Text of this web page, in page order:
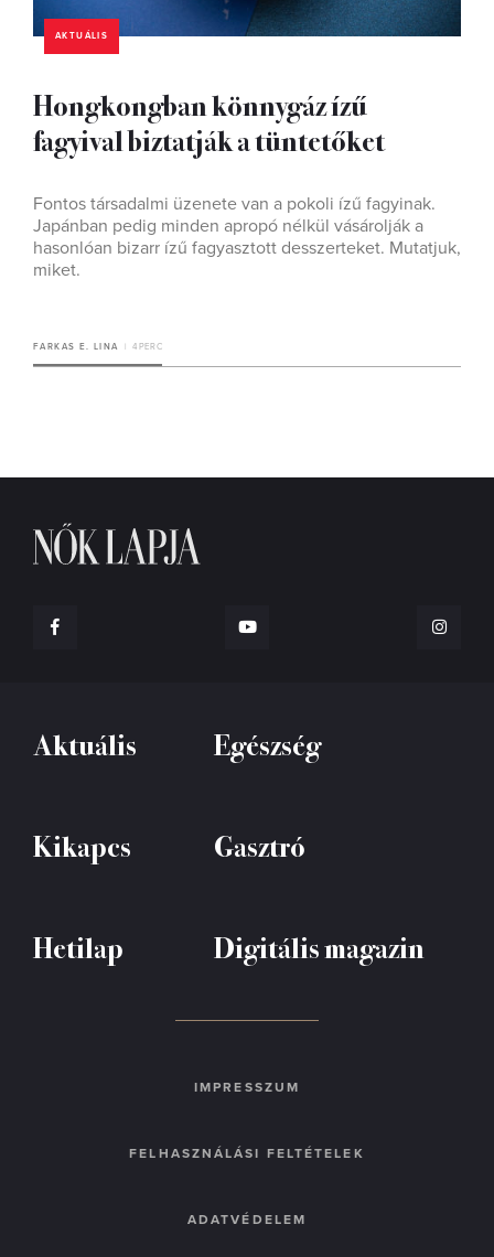
AKTUÁLIS
Hongkongban könnygáz ízű
fagyival biztatják a tüntetőket
Fontos társadalmi üzenete van a pokoli ízű fagyinak.
Japánban pedig minden apropó nélkül vásárolják a
hasonlóan bizarr ízű fagyasztott desszerteket. Mutatjuk,
miket.
FARKAS E. LINA 4 PERC
Aktuális Egészség
Kikapcs Gasztró
Hetilap Digitális magazin
IMPRESSZUM
FELHASZNÁLÁSI FELTÉTELEK
ADATVÉDELEM